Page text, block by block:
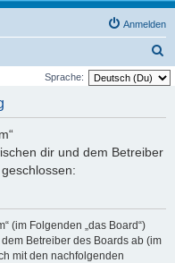
Anmelden
u
Sprache:
dir und dem Betreiber
(im Folgenden „das Board“)
Betreiber des Boards ab (im
mit den nachfolgenden